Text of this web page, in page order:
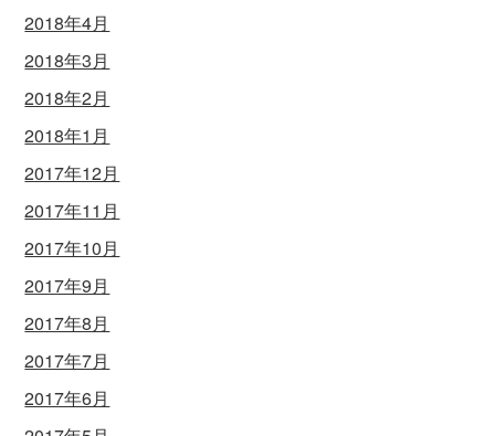
2018年4月
2018年3月
2018年2月
2018年1月
2017年12月
2017年11月
2017年10月
2017年9月
2017年8月
2017年7月
2017年6月